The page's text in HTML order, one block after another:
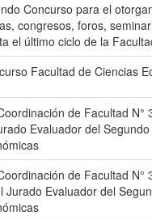
Concurso para el
congresos, foros,
el último ciclo de la
Facultad de Ciencias
de Facultad N°
Evaluador del
de Facultad N°
Jurado Evaluador del